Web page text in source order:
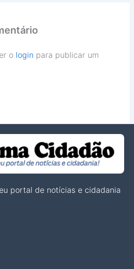
o login para publicar um
portal de notícias e cidadania